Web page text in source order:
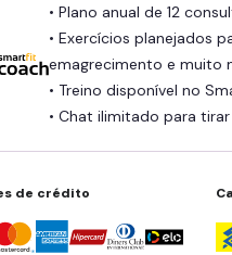
• Plano anual de 12
• Exercícios planejados
emagrecimento e muito
• Treino disponível no
• Chat ilimitado para
de crédito